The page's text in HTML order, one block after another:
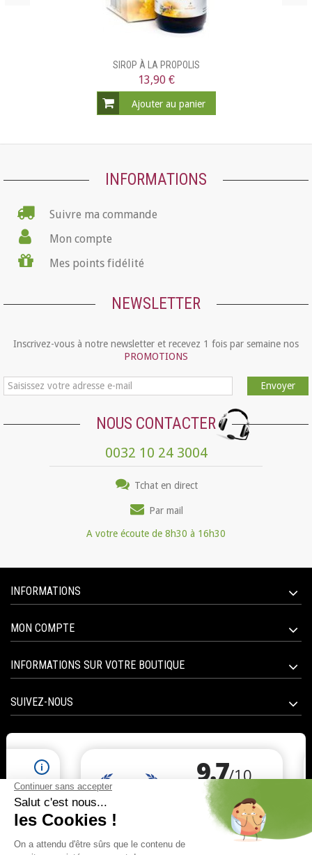
SIROP À LA PROPOLIS
13,90 €
Ajouter au panier
INFORMATIONS
Suivre ma commande
Mon compte
Mes points fidélité
NEWSLETTER
Inscrivez-vous à notre newsletter et recevez 1 fois par semaine nos
PROMOTIONS
Envoyer
NOUS CONTACTER
0032 10 24 3004
Tchat en direct
Par mail
A votre écoute de 8h30 à 16h30
INFORMATIONS
MON COMPTE
INFORMATIONS SUR VOTRE BOUTIQUE
SUIVEZ-NOUS